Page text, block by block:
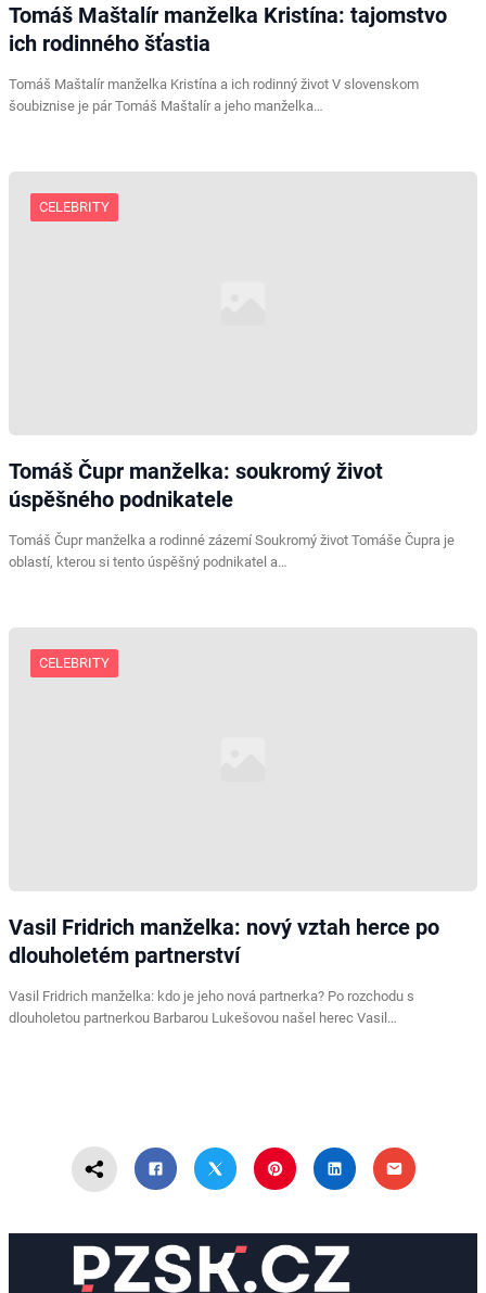
Tomáš Maštalír manželka Kristína: tajomstvo
ich rodinného šťastia
Tomáš Maštalír manželka Kristína a ich rodinný život V slovenskom
šoubiznise je pár Tomáš Maštalír a jeho manželka…
CELEBRITY
Tomáš Čupr manželka: soukromý život
úspěšného podnikatele
Tomáš Čupr manželka a rodinné zázemí Soukromý život Tomáše Čupra je
oblastí, kterou si tento úspěšný podnikatel a…
CELEBRITY
Vasil Fridrich manželka: nový vztah herce po
dlouholetém partnerství
Vasil Fridrich manželka: kdo je jeho nová partnerka? Po rozchodu s
dlouholetou partnerkou Barbarou Lukešovou našel herec Vasil…